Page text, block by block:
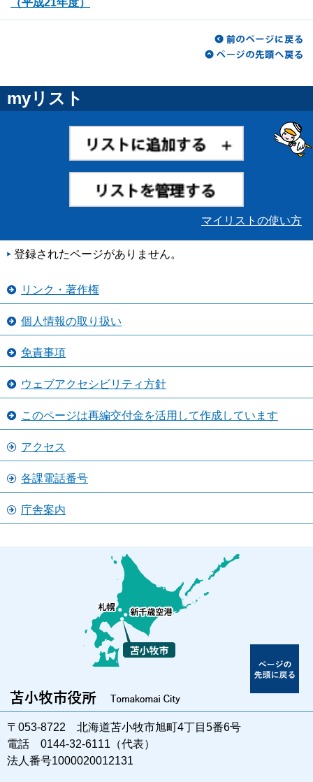
（平成21年度）
myリスト
マイリストの使い方
登録されたページがありません。
リンク・著作権
個人情報の取り扱い
免責事項
ウェブアクセシビリティ方針
このページは再編交付金を活用して作成しています
アクセス
各課電話番号
庁舎案内
〒053-8722 北海道苫小牧市旭町4丁目5番6号
電話 0144-32-6111（代表）
法人番号1000020012131